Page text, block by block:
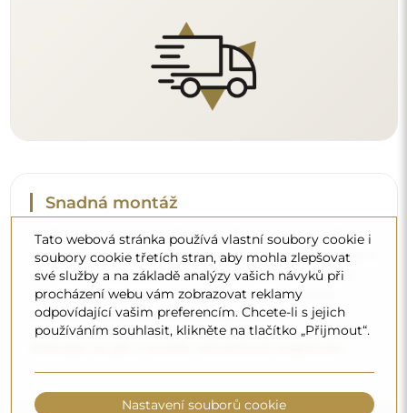
Čištění a péče
Pro zachování optimálního lesku stačí utěrka z
mikrovlákna a teplá voda. Pokud se rozhodnete pro
specializované přípravky, dbejte na to, aby měly neutrální
pH (kolem 7). Vyhněte se silným čisticím prostředkům
si zrcadlo zachová krásný odraz po mnoho let.
Tato webová stránka používá vlastní soubory cookie i
soubory cookie třetích stran, aby mohla zlepšovat
své služby a na základě analýzy vašich návyků při
procházení webu vám zobrazovat reklamy
odpovídající vašim preferencím. Chcete-li s jejich
používáním souhlasit, klikněte na tlačítko „Přijmout“.
Nastavení souborů cookie